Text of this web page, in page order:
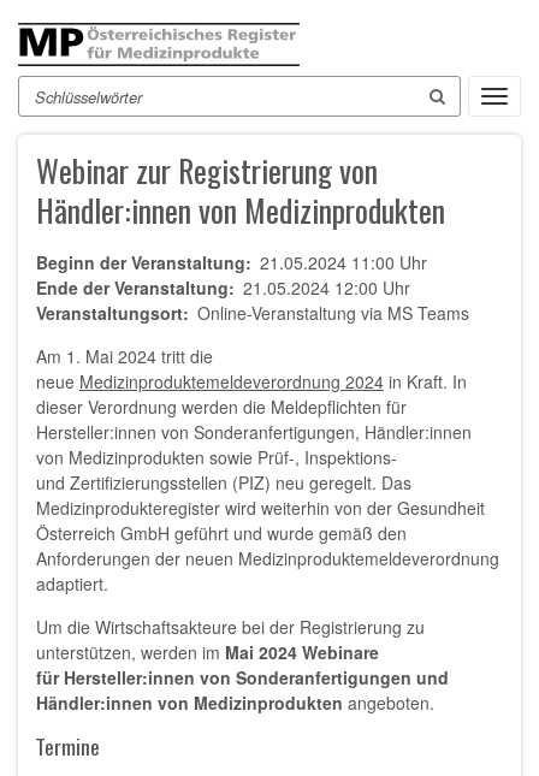
zum
Inhalt
Suche
Webinar zur Registrierung von
Händler:innen von Medizinprodukten
Beginn der Veranstaltung
21.05.2024 11:00 Uhr
Ende der Veranstaltung
21.05.2024 12:00 Uhr
Veranstaltungsort Online-Veranstaltung via MS Teams
Am 1. Mai 2024 tritt die
neue Medizinproduktemeldeverordnung 2024 in Kraft. In
dieser Verordnung werden die Meldepflichten für
Hersteller:innen von Sonderanfertigungen, Händler:innen
von Medizinprodukten sowie Prüf-, Inspektions-
und Zertifizierungsstellen (PIZ) neu geregelt. Das
Medizinprodukteregister wird weiterhin von der Gesundheit
Österreich GmbH geführt und wurde gemäß den
Anforderungen der neuen Medizinproduktemeldeverordnung
adaptiert.
Um die Wirtschaftsakteure bei der Registrierung zu
unterstützen, werden im Mai 2024 Webinare
für Hersteller:innen von Sonderanfertigungen und
Händler:innen von Medizinprodukten angeboten.
Termine